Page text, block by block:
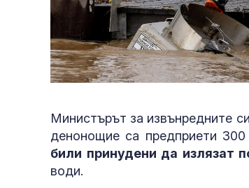
Министърът за извънредните
денонощие са предприети 300
били принудени да излязат
води.